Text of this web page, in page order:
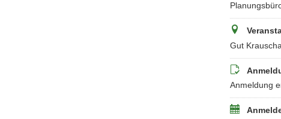
Gut Krauscha
Anmeldung